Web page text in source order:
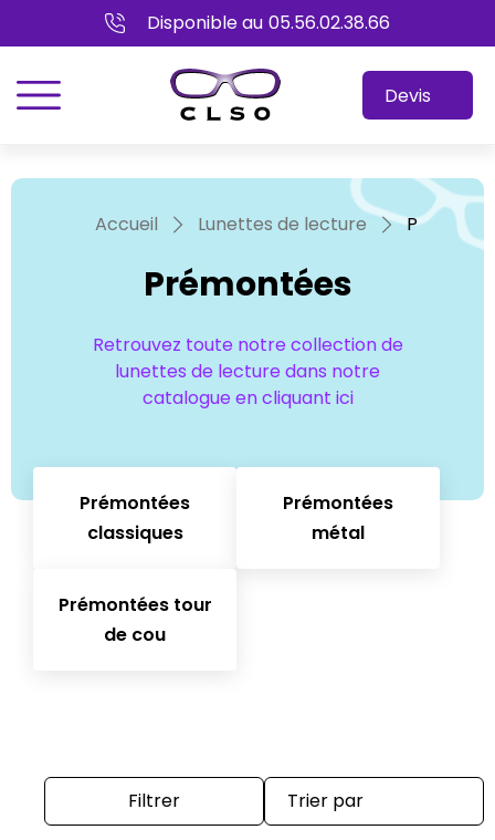
Disponible au 05.56.02.38.66
menu Devis
Accueil Lunettes de lecture
Prémontées
Retrouvez toute notre collection de
lunettes de lecture dans notre
catalogue en cliquant ici
Prémontées
classiques
Prémontées
métal
Prémontées tour
de cou
Filtrer